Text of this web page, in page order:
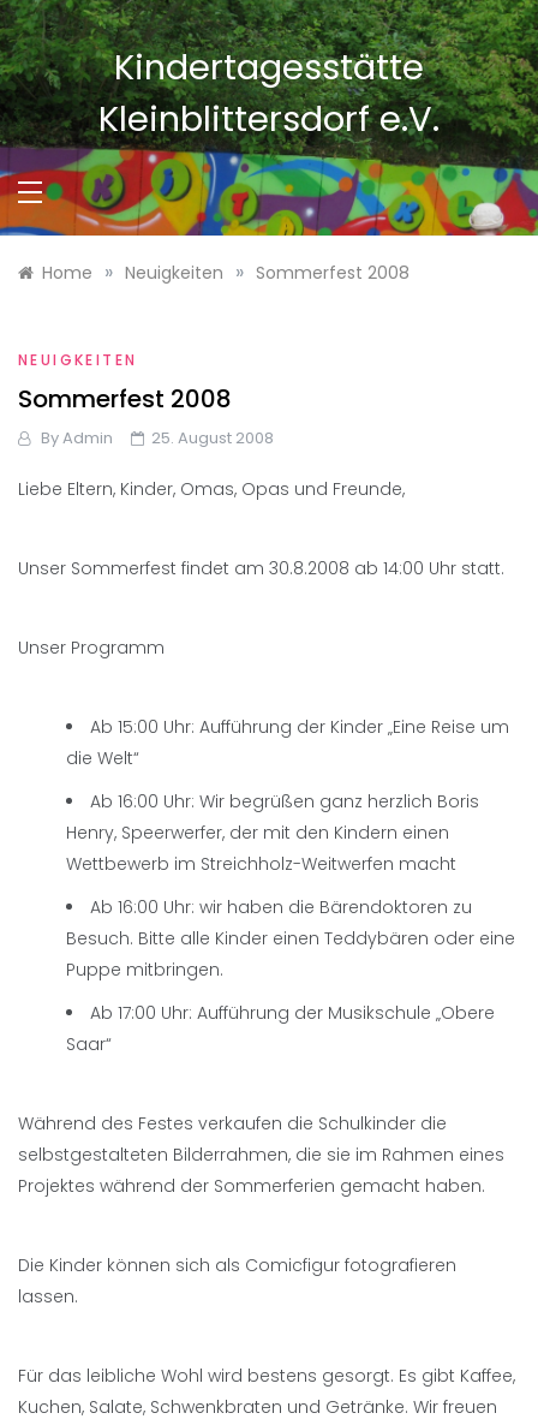
Skip
to
content
Kindertagesstätte
Kleinblittersdorf e.V.
Home » Neuigkeiten » Sommerfest 2008
NEUIGKEITEN
Sommerfest 2008
ByAdmin 25. August 2008
Liebe Eltern, Kinder, Omas, Opas und Freunde,
Unser Sommerfest findet am 30.8.2008 ab 14:00 Uhr statt.
Unser Programm
Ab 15:00 Uhr: Aufführung der Kinder „Eine Reise um
die Welt“
Ab 16:00 Uhr: Wir begrüßen ganz herzlich Boris
Henry, Speerwerfer, der mit den Kindern einen
Wettbewerb im Streichholz-Weitwerfen macht
Ab 16:00 Uhr: wir haben die Bärendoktoren zu
Besuch. Bitte alle Kinder einen Teddybären oder eine
Puppe mitbringen.
Ab 17:00 Uhr: Aufführung der Musikschule „Obere
Saar“
Während des Festes verkaufen die Schulkinder die
selbstgestalteten Bilderrahmen, die sie im Rahmen eines
Projektes während der Sommerferien gemacht haben.
Die Kinder können sich als Comicfigur fotografieren
lassen.
Für das leibliche Wohl wird bestens gesorgt. Es gibt Kaffee,
Kuchen, Salate, Schwenkbraten und Getränke. Wir freuen